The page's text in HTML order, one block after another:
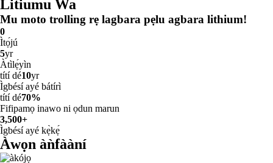
Litiumu Wa
Mu moto trolling rẹ lagbara pẹlu agbara lithium!
0
Ìtọ́jú
5yr
Àtìlẹ́yìn
títí dé10yr
Ìgbésí ayé bátírì
títí dé70%
Fifipamọ inawo ni ọdun marun
3,500+
Ìgbésí ayé kẹ̀kẹ́
Àwọn àǹfààní